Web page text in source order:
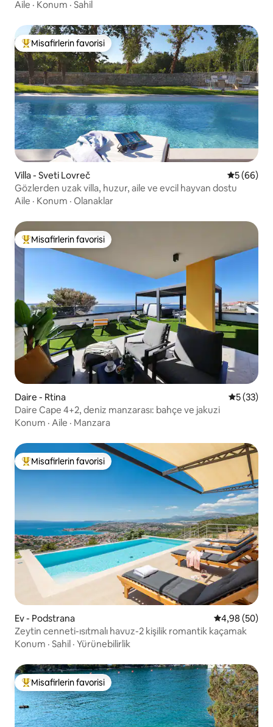
Aile · Konum · Sahil
Misafirlerin favorilerinden en beğenilenler arasında
Misafirlerin favorisi
Villa - Sveti Lovreč 55 (66)
Gözlerden uzak villa, huzur, aile ve evcil hayvan dostu
Aile · Konum · Olanaklar
Misafirlerin favorilerinden en beğenilenler arasında
Misafirlerin favorisi
Daire - Rtina 55 (33)
Daire Cape 4+2, deniz manzarası: bahçe ve jakuzi
Konum · Aile · Manzara
Misafirlerin favorilerinden en beğenilenler arasında
Misafirlerin favorisi
Ev - Podstrana 5 üzerinden
4,98 (50)
Zeytin cenneti-ısıtmalı havuz-2 kişilik romantik kaçamak
Konum · Sahil · Yürünebilirlik
Misafirlerin favorilerinden en beğenilenler arasında
Misafirlerin favorisi